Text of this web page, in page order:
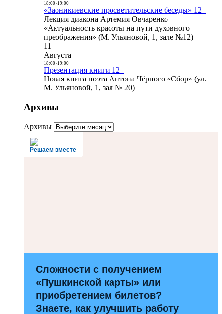
18:00- 19:00
«Заоникиевские просветительские беседы» 12+
Лекция диакона Артемия Овчаренко
«Актуальность красоты на пути духовного
преображения» (М. Ульяновой, 1, зале №12)
11
Августа
18:00- 19:00
Презентация книги 12+
Новая книга поэта Антона Чёрного «Сбор» (ул.
М. Ульяновой, 1, зал № 20)
Архивы
Архивы
Решаем вместе
Сложности с получением
«Пушкинской карты» или
приобретением билетов?
Знаете, как улучшить работу